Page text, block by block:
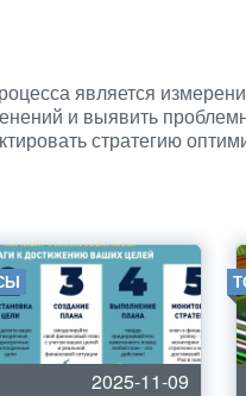
является
и выявить
стратегию
2025-11-09